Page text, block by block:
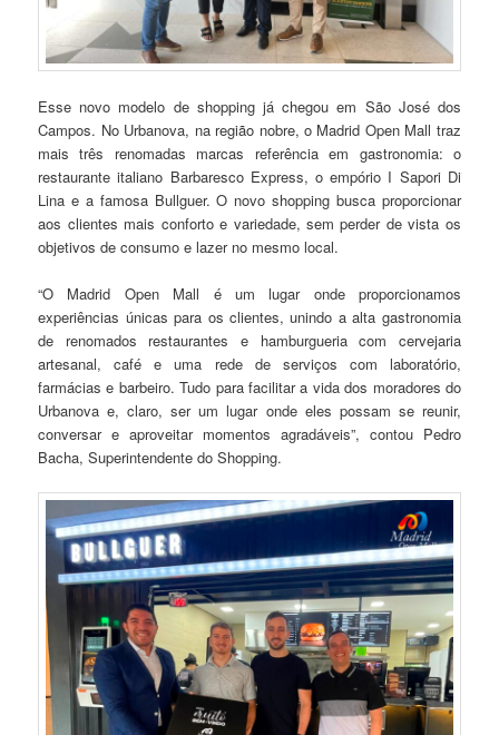
Esse novo modelo de shopping já chegou em São José dos
Campos. No Urbanova, na região nobre, o Madrid Open Mall traz
mais três renomadas marcas referência em gastronomia: o
restaurante italiano Barbaresco Express, o empório I Sapori Di
Lina e a famosa Bullguer. O novo shopping busca proporcionar
aos clientes mais conforto e variedade, sem perder de vista os
objetivos de consumo e lazer no mesmo local.
“O Madrid Open Mall é um lugar onde proporcionamos
experiências únicas para os clientes, unindo a alta gastronomia
de renomados restaurantes e hamburgueria com cervejaria
artesanal, café e uma rede de serviços com laboratório,
farmácias e barbeiro. Tudo para facilitar a vida dos moradores do
Urbanova e, claro, ser um lugar onde eles possam se reunir,
conversar e aproveitar momentos agradáveis”, contou Pedro
Bacha, Superintendente do Shopping.